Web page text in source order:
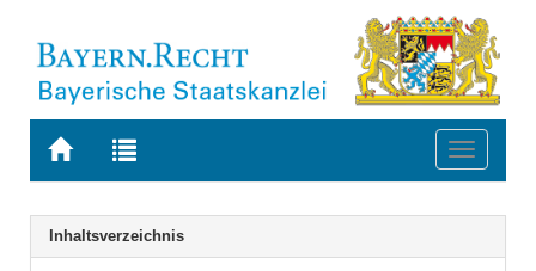
Zur
BAYERN.RECHT
Zur
letzten
Suche
Toggle
Navigation
Inhaltsverzeichnis